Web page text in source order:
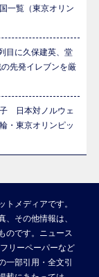
覧（東京オリン
目に久保建英、堂
先発イレブンを厳
日本対ノルウェ
・東京オリンピッ
トメディアです。
その他情報は、
のです。ニュース
リーペーパーなど
一部引用・全文引